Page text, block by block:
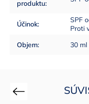
produktu:
Účinok:
SPF
Proti
Objem: 30 ml
Previous